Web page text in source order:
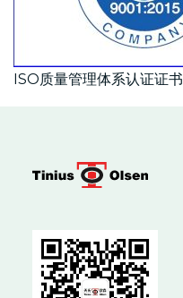
ISO质量管理体系认证证书